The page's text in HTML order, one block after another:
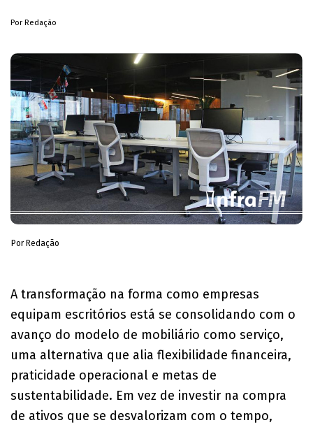
Por Redação
Por Redação
A transformação na forma como empresas
equipam escritórios está se consolidando com o
avanço do modelo de mobiliário como serviço,
uma alternativa que alia flexibilidade financeira,
praticidade operacional e metas de
sustentabilidade. Em vez de investir na compra
de ativos que se desvalorizam com o tempo,